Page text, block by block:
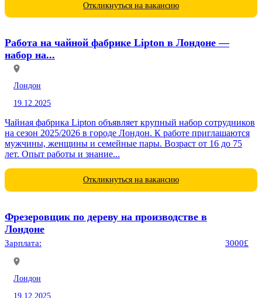
Откликнуться на вакансию
Работа на чайной фабрике Lipton в Лондоне —
набор на...
Лондон
19.12.2025
Чайная фабрика Lipton объявляет крупный набор сотрудников
на сезон 2025/2026 в городе Лондон. К работе приглашаются
мужчины, женщины и семейные пары. Возраст от 16 до 75
лет. Опыт работы и знание...
Откликнуться на вакансию
Фрезеровщик по дереву на производстве в
Лондоне
Зарплата: 3000£
Лондон
19.12.2025